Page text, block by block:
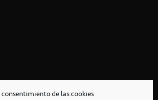
de las cookies